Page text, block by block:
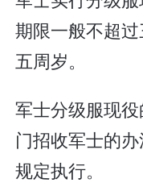
期限一般不超
五周岁。
军士分级服现
门招收军士的
规定执行。